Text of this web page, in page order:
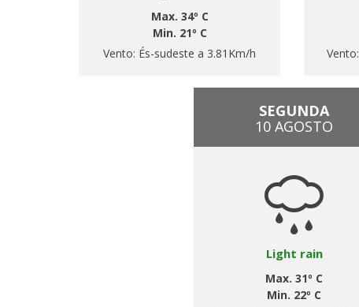
Max. 34º C
Min. 21º C
Vento: És-sudeste a 3.81Km/h
Vento:
SEGUNDA
10 AGOSTO
Light rain
Max. 31º C
Min. 22º C